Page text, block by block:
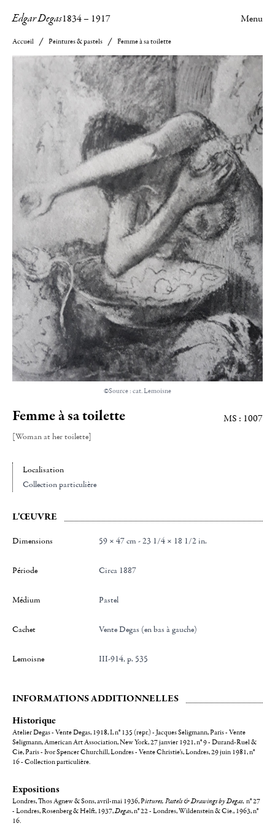
Edgar Degas1834– 1917 Menu
Accueil Peintures & pastels Femme à sa toilette
©Source : cat. Lemoisne
Femme à sa toilette
[Woman at her toilette]
MS : 1007
Localisation
Collection particulière
L'ŒUVRE
Dimensions 59 × 47 cm - 23 1/4 × 18 1/2 in.
Période Circa 1887
Médium Pastel
Cachet Vente Degas (en bas à gauche)
Lemoisne III-914, p. 535
INFORMATIONS ADDITIONNELLES
Historique
Atelier Degas - Vente Degas, 1918, I, n° 135 (repr.) - Jacques Seligmann, Paris - Vente
Seligmann, American Art Association, New York, 27 janvier 1921, n° 9 - Durand-Ruel &
Cie, Paris - Ivor Spencer Churchill, Londres - Vente Christie's, Londres, 29 juin 1981, n°
16 - Collection particulière.
Expositions
Londres, Thos Agnew & Sons, avril-mai 1936, Pictures, Pastels & Drawings by Degas, n° 27
- Londres, Rosenberg & Helft, 1937,Degas, n° 22 - Londres, Wildenstein & Cie., 1963, n°
16.